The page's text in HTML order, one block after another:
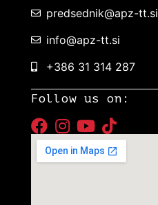
predsednik@apz-tt.si
info@apz-tt.si
+386 31 314 287
Follow us on: